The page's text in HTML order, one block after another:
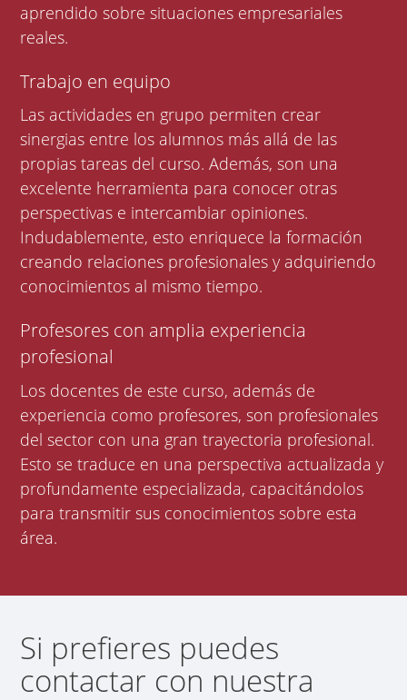
aprendido sobre situaciones empresariales
reales.
Trabajo en equipo
Las actividades en grupo permiten crear
sinergias entre los alumnos más allá de las
propias tareas del curso. Además, son una
excelente herramienta para conocer otras
perspectivas e intercambiar opiniones.
Indudablemente, esto enriquece la formación
creando relaciones profesionales y adquiriendo
conocimientos al mismo tiempo.
Profesores con amplia experiencia
profesional
Los docentes de este curso, además de
experiencia como profesores, son profesionales
del sector con una gran trayectoria profesional.
Esto se traduce en una perspectiva actualizada y
profundamente especializada, capacitándolos
para transmitir sus conocimientos sobre esta
área.
Si prefieres puedes
contactar con nuestra